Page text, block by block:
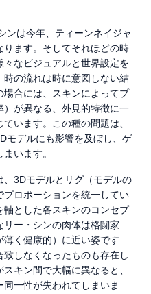
ンは今年、ティーンネイジャ
ます。そしてそれほどの時
なビジュアルと世界設定を
の流れは時に意図しない結
合には、スキンによってプ
）が異なる、外見的特徴に一
います。この種の問題は、
モデルにも影響を及ぼし、ゲ
います。
3Dモデルとリグ（モデルの
ロポーションを統一してい
軸とした各スキンのコンセプ
リー・シンの肉体は格闘家
薄く健康的）に近い姿です
しなくなったものも存在し
キン間で大幅に異なると、
一性が失われてしまいま